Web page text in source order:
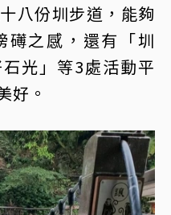
八份圳步道，能夠
礡之感，還有「圳
光」等3處活動平
好。